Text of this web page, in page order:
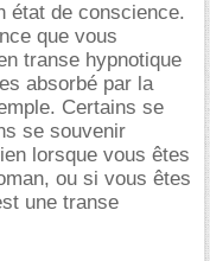
état de conscience.
que vous
transe hypnotique
absorbé par la
Certains se
se souvenir
lorsque vous êtes
ou si vous êtes
une transe